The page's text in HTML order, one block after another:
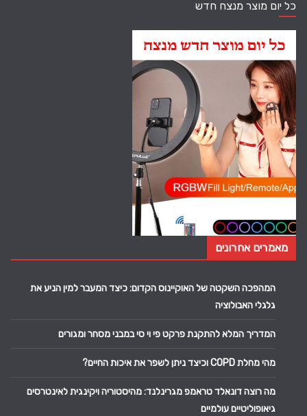
כל יום מוצר מנצח חדש
מאמרים אחרונים
המהפכה השקטה של האוקיינוס הקדום: כיצד המעבר למין הניע את
גלגלי האבולוציה
המדריך המלא להתקנת פרקט פי וי סי במבני מסחר ומגורים
מהי מחלת COPD וכיצד ניתן לשפר את איכות החיים?
מה רוצה דונאלד טראמפ מגרינלנד: מהיסטוריה ויקינגית לאינטרסים
גיאופוליטיים עולמיים